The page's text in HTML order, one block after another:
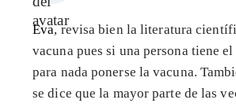
Eva, revisa bien la literatura
vacuna pues si una persona tiene
para nada ponerse la vacuna.
se dice que la mayor parte de las